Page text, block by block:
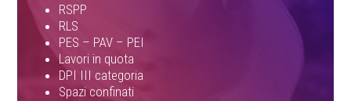
RSPP
RLS
PES – PAV – PEI
Lavori in quota
DPI III categoria
Spazi confinati